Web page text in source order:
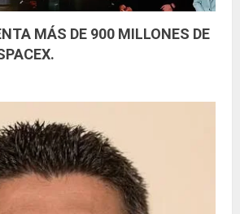
MÁS DE 900 MILLONES DE